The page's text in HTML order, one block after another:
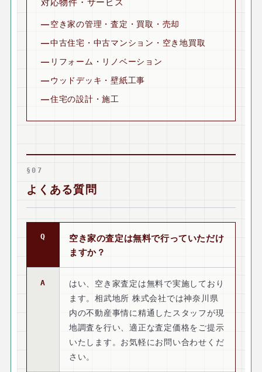
空き家の管理・査定・買取・売却
中古住宅・中古マンション・空き地買取
リフォーム・リノベーション
ウッドデッキ・壁紙工事
住宅の設計・施工
§07
よくある質問
空き家の査定は無料で行っていただけ
ますか？
はい、空き家査定は無料で実施しており
ます。相武地所 株式会社では神奈川県
内の不動産事情に精通したスタッフが現
地調査を行い、適正な査定価格をご提示
いたします。お気軽にお問い合わせくだ
さい。